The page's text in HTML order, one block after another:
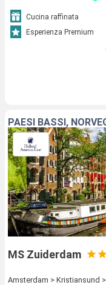
Cucina raffinata
Esperienza Premium
PAESI BASSI,
MS Zuiderdam
Amsterdam > Kristiansund